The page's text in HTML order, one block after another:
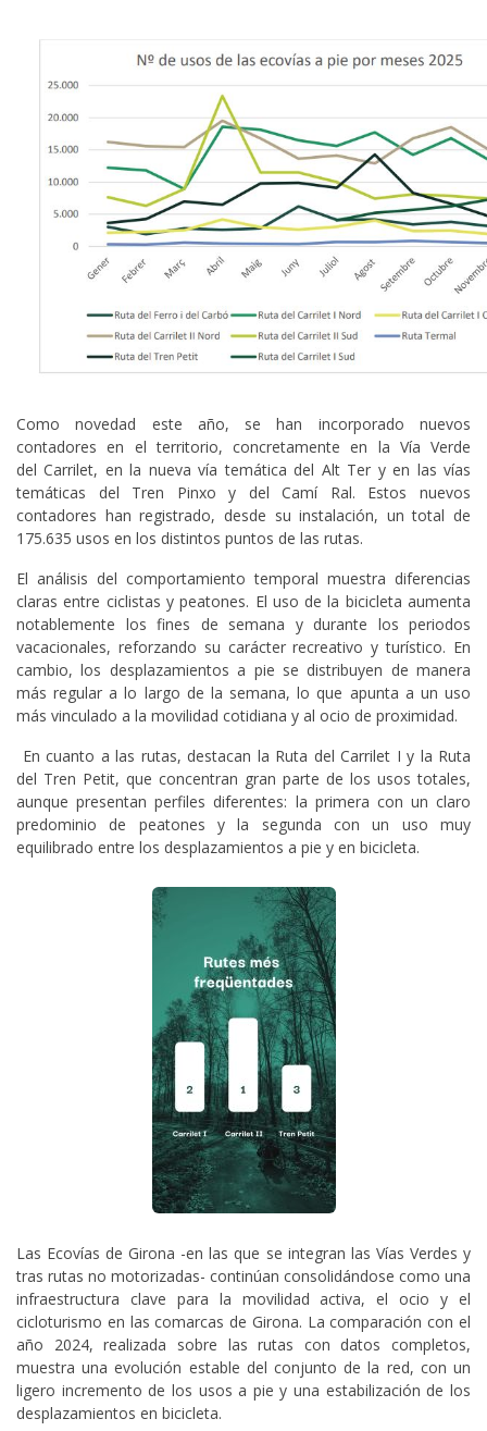
Como novedad este año, se han incorporado nuevos
contadores en el territorio, concretamente en la Vía Verde
del Carrilet, en la nueva vía temática del Alt Ter y en las vías
temáticas del Tren Pinxo y del Camí Ral. Estos nuevos
contadores han registrado, desde su instalación, un total de
175.635 usos en los distintos puntos de las rutas.
El análisis del comportamiento temporal muestra diferencias
claras entre ciclistas y peatones. El uso de la bicicleta aumenta
notablemente los fines de semana y durante los periodos
vacacionales, reforzando su carácter recreativo y turístico. En
cambio, los desplazamientos a pie se distribuyen de manera
más regular a lo largo de la semana, lo que apunta a un uso
más vinculado a la movilidad cotidiana y al ocio de proximidad.
En cuanto a las rutas, destacan la Ruta del Carrilet I y la Ruta
del Tren Petit, que concentran gran parte de los usos totales,
aunque presentan perfiles diferentes: la primera con un claro
predominio de peatones y la segunda con un uso muy
equilibrado entre los desplazamientos a pie y en bicicleta.
Las Ecovías de Girona -en las que se integran las Vías Verdes y
tras rutas no motorizadas- continúan consolidándose como una
infraestructura clave para la movilidad activa, el ocio y el
cicloturismo en las comarcas de Girona. La comparación con el
año 2024, realizada sobre las rutas con datos completos,
muestra una evolución estable del conjunto de la red, con un
ligero incremento de los usos a pie y una estabilización de los
desplazamientos en bicicleta.